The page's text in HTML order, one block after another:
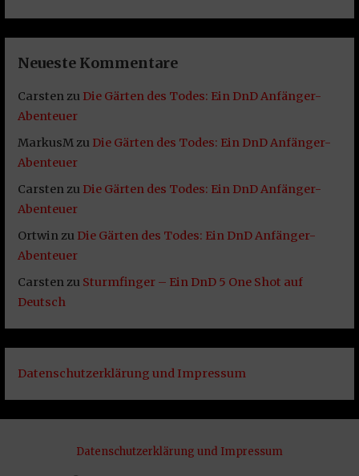
Neueste Kommentare
Carstenzu Die Gärten des Todes: Ein DnD Anfänger-
Abenteuer
MarkusMzu Die Gärten des Todes: Ein DnD Anfänger-
Abenteuer
Carstenzu Die Gärten des Todes: Ein DnD Anfänger-
Abenteuer
Ortwinzu Die Gärten des Todes: Ein DnD Anfänger-
Abenteuer
Carstenzu Sturmfinger – Ein DnD 5 One Shot auf
Deutsch
Datenschutzerklärung und Impressum
Datenschutzerklärung und Impressum